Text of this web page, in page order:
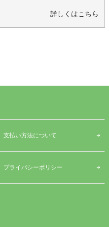
詳しくはこちら
支払い方法について
プライバシーポリシー